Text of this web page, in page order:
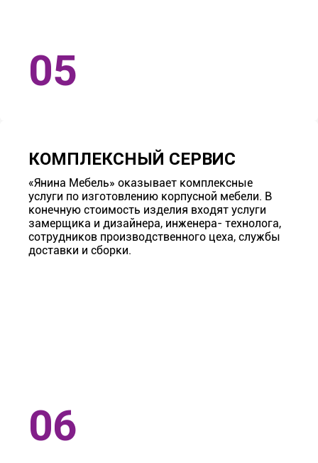
КОМПЛЕКСНЫЙ СЕРВИС
«Янина Мебель» оказывает комплексные
услуги по изготовлению корпусной мебели. В
конечную стоимость изделия входят услуги
замерщика и дизайнера, инженера- технолога,
сотрудников производственного цеха, службы
доставки и сборки.